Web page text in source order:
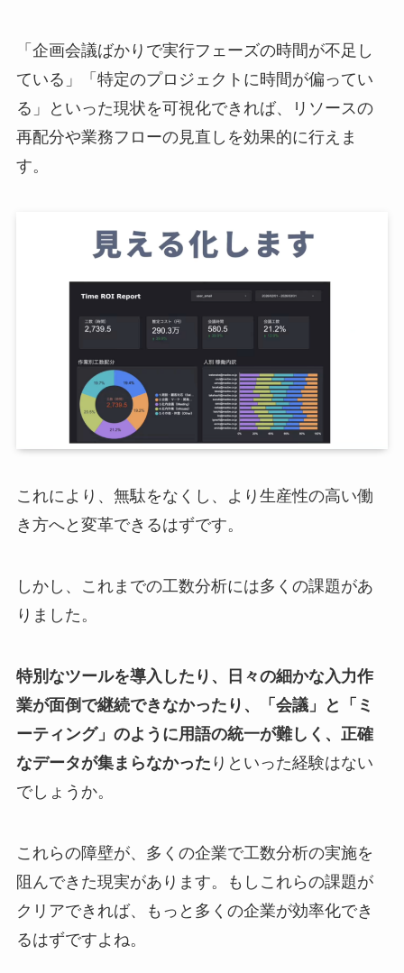
「企画会議ばかりで実行フェーズの時間が不足し
ている」「特定のプロジェクトに時間が偏ってい
る」といった現状を可視化できれば、リソースの
再配分や業務フローの見直しを効果的に行えま
す。
これにより、無駄をなくし、より生産性の高い働
き方へと変革できるはずです。
しかし、これまでの工数分析には多くの課題があ
りました。
特別なツールを導入したり、日々の細かな入力作
業が面倒で継続できなかったり、「会議」と「ミ
ーティング」のように用語の統一が難しく、正確
なデータが集まらなかった りといった経験はない
でしょうか。
これらの障壁が、多くの企業で工数分析の実施を
阻んできた現実があります。もしこれらの課題が
クリアできれば、もっと多くの企業が効率化でき
るはずですよね。